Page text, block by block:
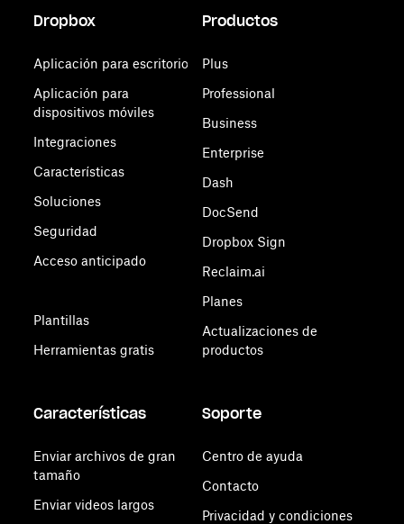
Dropbox
Aplicación para escritorio
Aplicación para
dispositivos móviles
Integraciones
Características
Soluciones
Seguridad
Acceso anticipado
Plantillas
Herramientas gratis
Productos
Plus
Professional
Business
Enterprise
Dash
DocSend
Dropbox Sign
Reclaim.ai
Planes
Actualizaciones de
productos
Características
Enviar archivos de gran
tamaño
Enviar videos largos
Soporte
Centro de ayuda
Contacto
Privacidad y condiciones